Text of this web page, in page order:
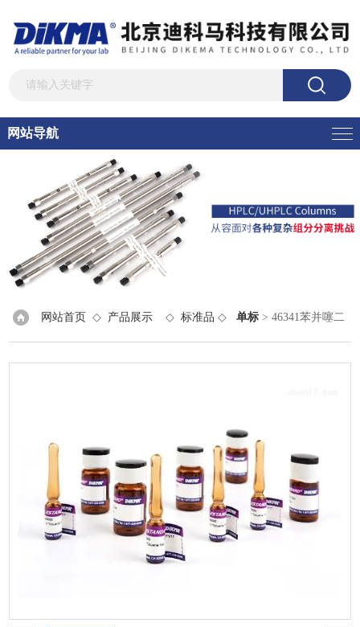
网站导航
网站首页 ◇ 产品展示 ◇标准品 ◇单标 > 46341苯并噻二
唑[135158-54-2] Acibenzolar-S-methyl 100mg